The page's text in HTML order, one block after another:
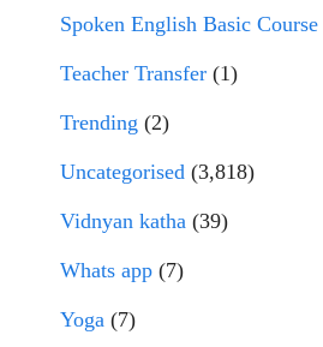
Spoken English Basic Course
Teacher Transfer (1)
Trending (2)
Uncategorised (3,818)
Vidnyan katha (39)
Whats app (7)
Yoga (7)